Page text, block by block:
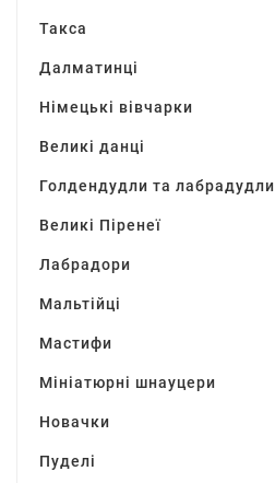
Такса
Далматинці
Німецькі вівчарки
Великі данці
Голдендудли та лабрадудли
Великі Піренеї
Лабрадори
Мальтійці
Мастифи
Мініатюрні шнауцери
Новачки
Пуделі